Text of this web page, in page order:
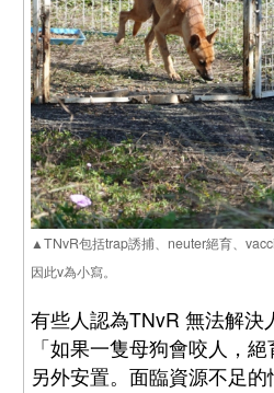
▲TNvR包括trap誘捕、neuter絕育、
因此v為小寫。
有些人認為TNvR 無法解
「如果一隻母狗會咬人，
另外安置。面臨資源不足